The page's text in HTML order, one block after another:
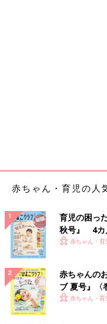
たんだとか。ポーチ付き
デザインも可愛く
ッパプーポ）の防寒
赤ちゃん・育児の人
育児の困っ
秋号』 4カ
いっぱい！
赤ちゃん・育
赤ちゃんの
ブ 夏号』〈
く！ おっぱ
赤ちゃん・育